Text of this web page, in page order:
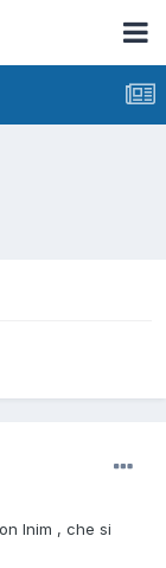
Inim , che si